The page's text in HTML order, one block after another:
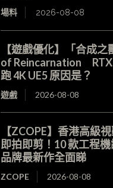
場料 2026-08-08
【遊戲優化】「合成
of Reincarnation
跑 4K UE5 原因是？
遊戲 2026-08-08
【ZCOPE】香港高級
即拍即剪！10 款工程機
品牌最新作全面睇
ZCOPE 2026-08-08